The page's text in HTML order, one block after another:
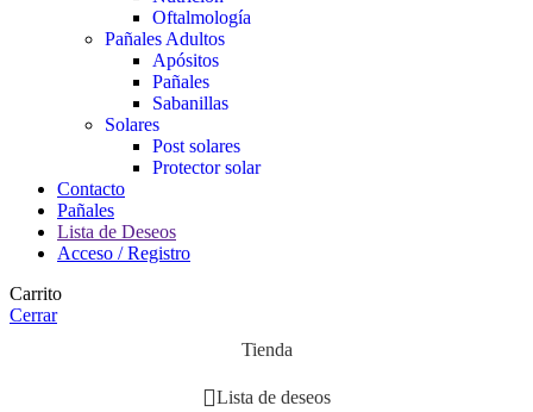
Oftalmología
Pañales Adultos
Apósitos
Pañales
Sabanillas
Solares
Post solares
Protector solar
Contacto
Pañales
Lista de Deseos
Acceso / Registro
Carrito
Cerrar
Tienda
Lista de deseos